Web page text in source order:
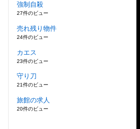
強制自殺
27件のビュー
売れ残り物件
24件のビュー
カエス
23件のビュー
守り刀
21件のビュー
旅館の求人
20件のビュー